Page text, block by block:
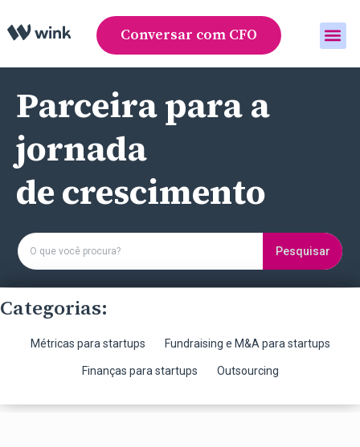
Conversar com CFO
Parceira para a
jornada
de crescimento
Pesquisar
Categorias:
Métricas para startups Fundraising e M&A para startups
Finanças para startups Outsourcing